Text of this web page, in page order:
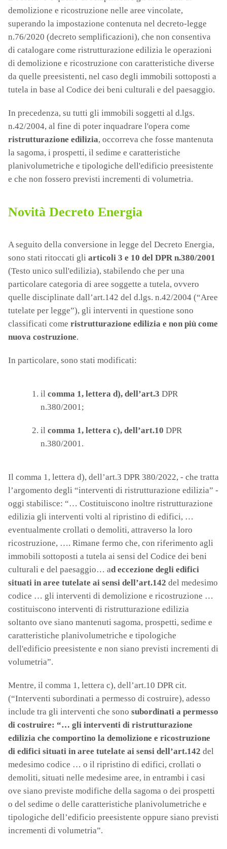
demolizione e ricostruzione nelle aree vincolate,
superando la impostazione contenuta nel decreto-legge
n.76/2020 (decreto semplificazioni), che non consentiva
di catalogare come ristrutturazione edilizia le operazioni
di demolizione e ricostruzione con caratteristiche diverse
da quelle preesistenti, nel caso degli immobili sottoposti a
tutela in base al Codice dei beni culturali e del paesaggio.
In precedenza, su tutti gli immobili soggetti al d.lgs.
n.42/2004, al fine di poter inquadrare l'opera come
ristrutturazione edilizia, occorreva che fosse mantenuta
la sagoma, i prospetti, il sedime e caratteristiche
planivolumetriche e tipologiche dell'edificio preesistente
e che non fossero previsti incrementi di volumetria.
Novità Decreto Energia
A seguito della conversione in legge del Decreto Energia,
sono stati ritoccati gli articoli 3 e 10 del DPR n.380/2001
(Testo unico sull'edilizia), stabilendo che per una
particolare categoria di aree soggette a tutela, ovvero
quelle disciplinate dall’art.142 del d.lgs. n.42/2004 (“Aree
tutelate per legge”), gli interventi in questione sono
classificati come ristrutturazione edilizia e non più come
nuova costruzione.
In particolare, sono stati modificati:
il comma 1, lettera d), dell’art.3 DPR
n.380/2001;
il comma 1, lettera c), dell’art.10 DPR
n.380/2001.
Il comma 1, lettera d), dell’art.3 DPR 380/2022, - che tratta
l’argomento degli “interventi di ristrutturazione edilizia” -
oggi stabilisce: “… Costituiscono inoltre ristrutturazione
edilizia gli interventi volti al ripristino di edifici, …
eventualmente crollati o demoliti, attraverso la loro
ricostruzione, …. Rimane fermo che, con riferimento agli
immobili sottoposti a tutela ai sensi del Codice dei beni
culturali e del paesaggio… ad eccezione degli edifici
situati in aree tutelate ai sensi dell’art.142 del medesimo
codice … gli interventi di demolizione e ricostruzione …
costituiscono interventi di ristrutturazione edilizia
soltanto ove siano mantenuti sagoma, prospetti, sedime e
caratteristiche planivolumetriche e tipologiche
dell'edificio preesistente e non siano previsti incrementi di
volumetria”.
Mentre, il comma 1, lettera c), dell’art.10 DPR cit.
(“Interventi subordinati a permesso di costruire), adesso
include tra gli interventi che sono subordinati a permesso
di costruire: “… gli interventi di ristrutturazione
edilizia che comportino la demolizione e ricostruzione
di edifici situati in aree tutelate ai sensi dell’art.142 del
medesimo codice … o il ripristino di edifici, crollati o
demoliti, situati nelle medesime aree, in entrambi i casi
ove siano previste modifiche della sagoma o dei prospetti
o del sedime o delle caratteristiche planivolumetriche e
tipologiche dell’edificio preesistente oppure siano previsti
incrementi di volumetria”.